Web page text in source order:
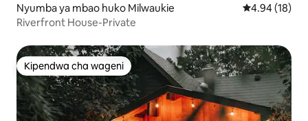
Nyumba ya mbao huko Milwaukie Ukadiriaji wa
4.94 (18)
Riverfront House-Private
Kipendwa cha wageni
Kipendwa cha wageni